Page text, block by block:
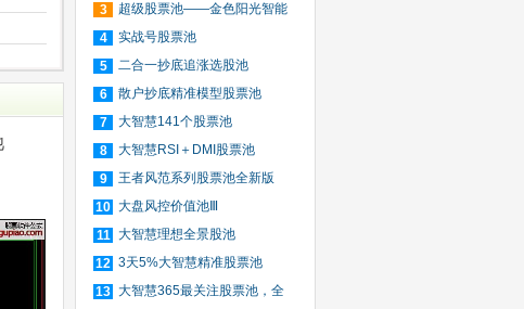
3
超级股票池——金色阳光智能
股
4
实战号股票池
5
二合一抄底追涨选股池
6
散户抄底精准模型股票池
7
大智慧141个股票池
8
大智慧RSI＋DMI股票池
9
王者风范系列股票池全新版
10 大盘风控价值池Ⅲ
11 大智慧理想全景股池
12 3天5%大智慧精准股票池
13 大智慧365最关注股票池，全